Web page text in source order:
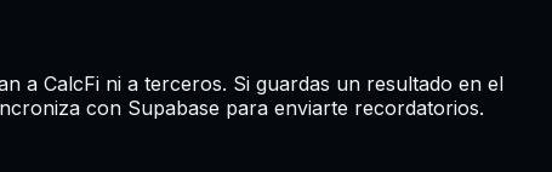
a CalcFi ni a terceros. Si guardas un resultado en el
con Supabase para enviarte recordatorios.